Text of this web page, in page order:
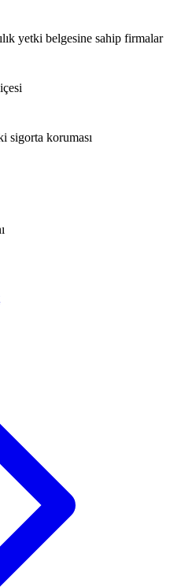
yetki belgesine sahip firmalar
sigorta koruması